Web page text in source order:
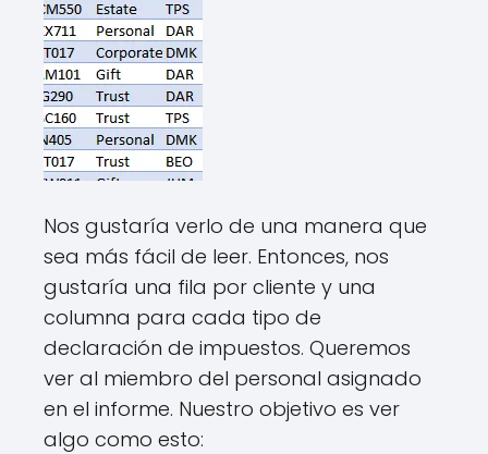
Nos gustaría verlo de una manera que
sea más fácil de leer. Entonces, nos
gustaría una fila por cliente y una
columna para cada tipo de
declaración de impuestos. Queremos
ver al miembro del personal asignado
en el informe. Nuestro objetivo es ver
algo como esto: